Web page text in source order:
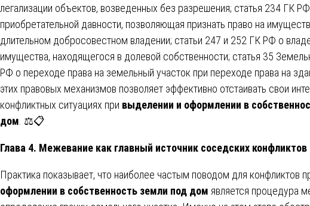
легализации объектов, возведенных без разрешения; статья 234 ГК
приобретательной давности, позволяющая признать право на
длительном добросовестном владении; статьи 247 и 252 ГК РФ о
имущества, находящегося в долевой собственности; статья 35
РФ о переходе права на земельный участок при переходе права на
этих правовых механизмов позволяет эффективно отстаивать свои
конфликтных ситуациях при выделении и оформлении в
дом . ⚖️📋
Глава 4. Межевание как главный источник соседских конфликтов
Практика показывает, что наиболее частым поводом для конфликтов
оформлении в собственность земли под дом является процедура